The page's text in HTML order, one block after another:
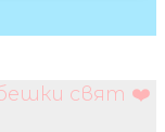
свят ❤️